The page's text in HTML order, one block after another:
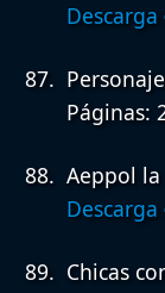
Páginas:
Aeppol la
Chicas